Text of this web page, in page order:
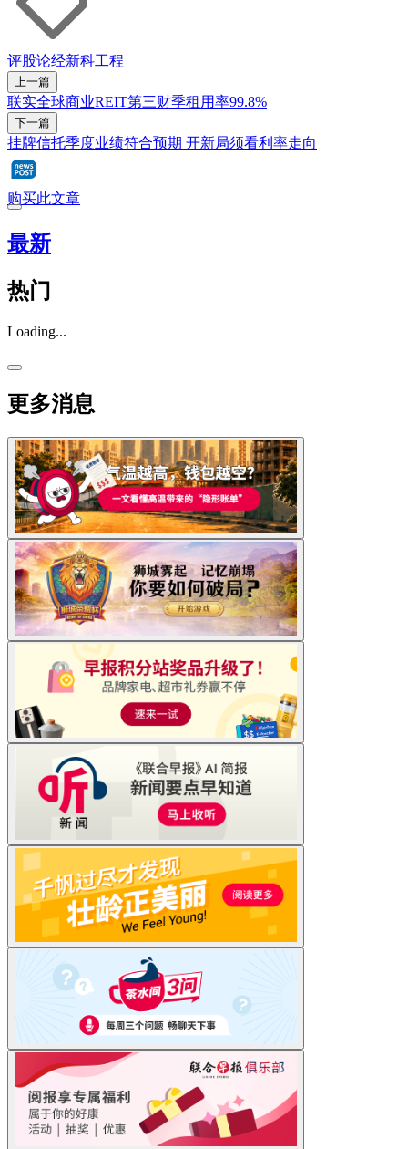
评股论经新科工程
上一篇
联实全球商业REIT第三财季租用率99.8%
下一篇
挂牌信托季度业绩符合预期 开新局须看利率走向
购买此文章
最新
热门
Loading...
更多消息